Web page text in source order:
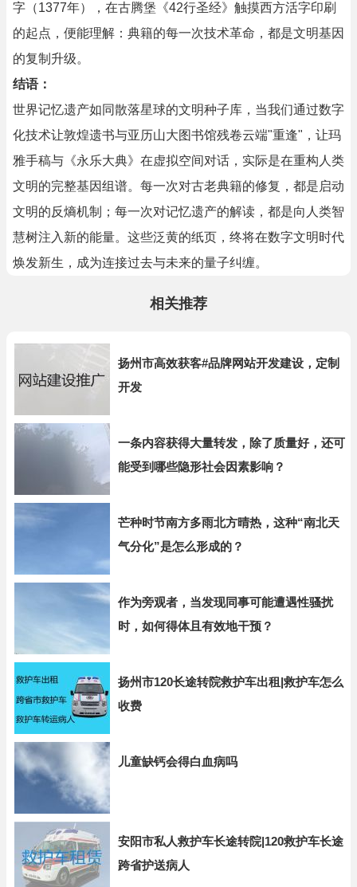
字（1377年），在古腾堡《42行圣经》触摸西方活字印刷
的起点，便能理解：典籍的每一次技术革命，都是文明基因
的复制升级。
结语：
世界记忆遗产如同散落星球的文明种子库，当我们通过数字
化技术让敦煌遗书与亚历山大图书馆残卷云端"重逢"，让玛
雅手稿与《永乐大典》在虚拟空间对话，实际是在重构人类
文明的完整基因组谱。每一次对古老典籍的修复，都是启动
文明的反熵机制；每一次对记忆遗产的解读，都是向人类智
慧树注入新的能量。这些泛黄的纸页，终将在数字文明时代
焕发新生，成为连接过去与未来的量子纠缠。
相关推荐
扬州市高效获客#品牌网站开发建设，定制
开发
一条内容获得大量转发，除了质量好，还可
能受到哪些隐形社会因素影响？
芒种时节南方多雨北方晴热，这种“南北天
气分化”是怎么形成的？
作为旁观者，当发现同事可能遭遇性骚扰
时，如何得体且有效地干预？
扬州市120长途转院救护车出租|救护车怎么
收费
儿童缺钙会得白血病吗
安阳市私人救护车长途转院|120救护车长途
跨省护送病人